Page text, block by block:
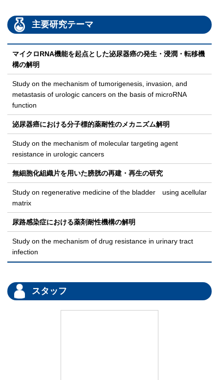
主要研究テーマ
マイクロRNA機能を起点とした泌尿器癌の発生・浸潤・転移機
構の解明
Study on the mechanism of tumorigenesis, invasion, and
metastasis of urologic cancers on the basis of microRNA
function
泌尿器癌における分子標的薬耐性のメカニズム解明
Study on the mechanism of molecular targeting agent
resistance in urologic cancers
無細胞化組織片を用いた膀胱の再建・再生の研究
Study on regenerative medicine of the bladder using acellular
matrix
尿路感染症における薬剤耐性機構の解明
Study on the mechanism of drug resistance in urinary tract
infection
スタッフ